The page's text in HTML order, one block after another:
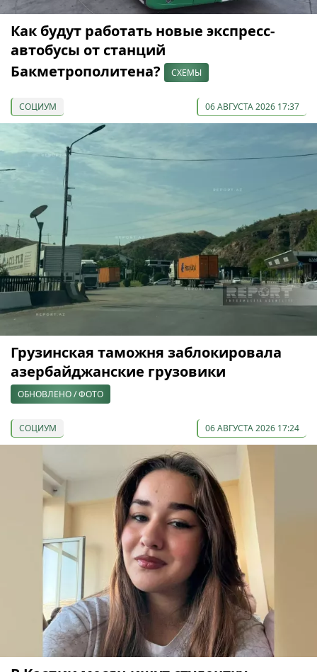
Как будут работать новые экспресс-
автобусы от станций
Бакметрополитена?
СХЕМЫ
СОЦИУМ 06 АВГУСТА 2026 17:37
Грузинская таможня заблокировала
азербайджанские грузовики
ОБНОВЛЕНО / ФОТО
СОЦИУМ 06 АВГУСТА 2026 17:24